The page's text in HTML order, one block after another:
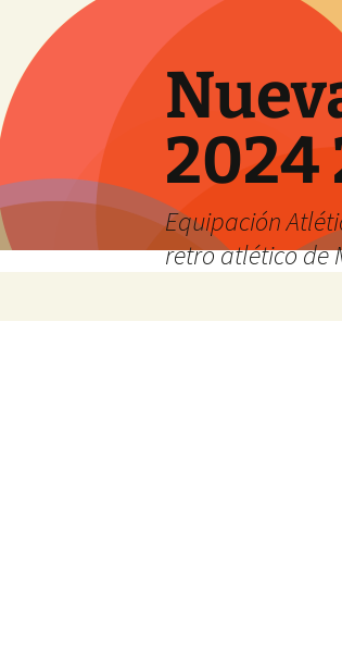
2024
Equipación
retro atlético de